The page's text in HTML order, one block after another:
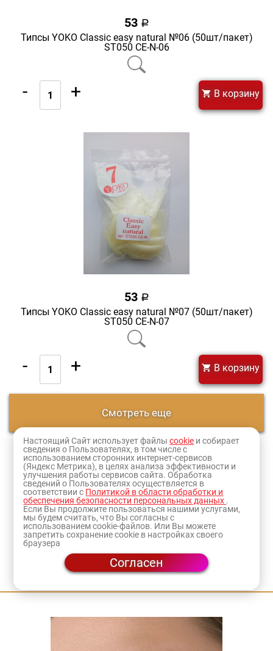
53 a
Типсы YOKO Classic easy natural №06 (50шт/пакет)
ST050 CE-N-06
- + В корзину
53 a
Типсы YOKO Classic easy natural №07 (50шт/пакет)
ST050 CE-N-07
- + В корзину
Смотреть еще
1 2 3
Оформите заказ и товар доставят в ближайший к
ваммагазинили по адресу.
Приходите на мастер-классы
Настоящий Сайт использует файлыcookie и собирает
сведения о Пользователях, в том числе с
использованием сторонних интернет-сервисов
(Яндекс Метрика), в целях анализа эффективности и
улучшения работы сервисов сайта. Обработка
сведений о Пользователях осуществляется в
соответствии с Политикой в области обработки и
обеспечения безопасности персональных данных .
Если Вы продолжите пользоваться нашими услугами,
мы будем считать, что Вы согласны с
использованием cookie-файлов. Или Вы можете
запретить сохранение cookie в настройках своего
браузера
Согласен